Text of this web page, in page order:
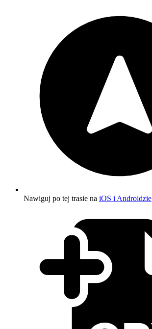
Nawiguj po tej trasie na iOS i Androidzie